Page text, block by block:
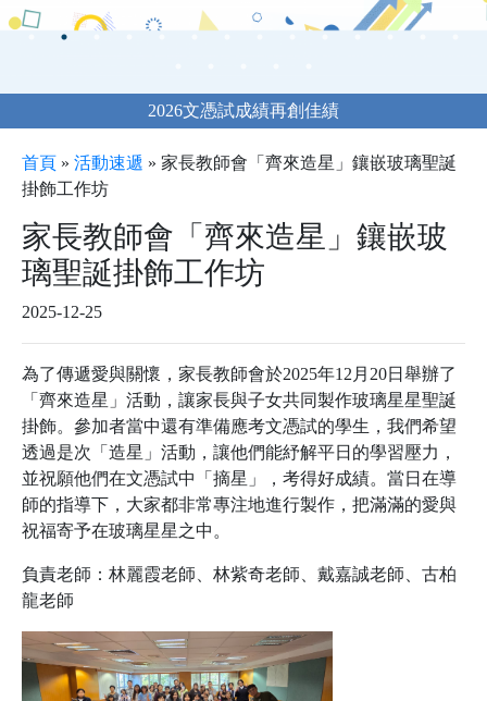
2026文憑試成績再創佳績
首頁 » 活動速遞 » 家長教師會「齊來造星」鑲嵌玻璃聖誕
掛飾工作坊
家長教師會「齊來造星」鑲嵌玻
璃聖誕掛飾工作坊
2025-12-25
為了傳遞愛與關懷，家長教師會於2025年12月20日舉辦了
「齊來造星」活動，讓家長與子女共同製作玻璃星星聖誕
掛飾。參加者當中還有準備應考文憑試的學生，我們希望
透過是次「造星」活動，讓他們能紓解平日的學習壓力，
並祝願他們在文憑試中「摘星」，考得好成績。當日在導
師的指導下，大家都非常專注地進行製作，把滿滿的愛與
祝福寄予在玻璃星星之中。
負責老師：林麗霞老師、林紫奇老師、戴嘉誠老師、古柏
龍老師